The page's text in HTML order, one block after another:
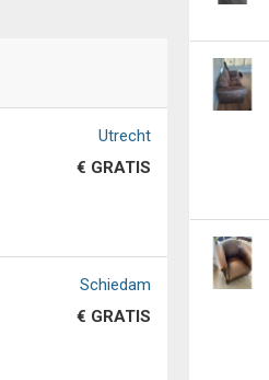
Utrecht
€ GRATIS
Schiedam
€ GRATIS